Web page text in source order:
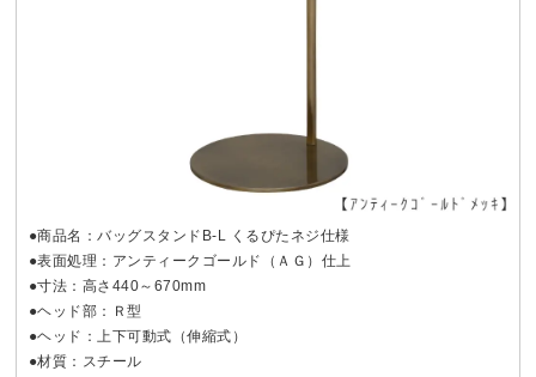
●商品名：バッグスタンドB-L くるぴたネジ仕様
●表面処理：アンティークゴールド（ＡＧ）仕上
●寸法：高さ440～670mm
●ヘッド部：Ｒ型
●ヘッド：上下可動式（伸縮式）
●材質：スチール